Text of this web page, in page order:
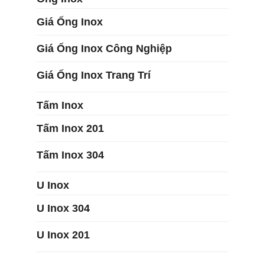
Giá Ống Inox
Giá Ống Inox Công Nghiệp
Giá Ống Inox Trang Trí
Tấm Inox
Tấm Inox 201
Tấm Inox 304
U Inox
U Inox 304
U Inox 201